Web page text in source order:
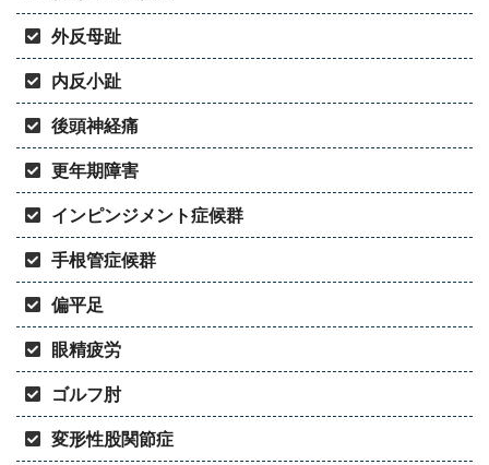
外反母趾
内反小趾
後頭神経痛
更年期障害
インピンジメント症候群
手根管症候群
偏平足
眼精疲労
ゴルフ肘
変形性股関節症